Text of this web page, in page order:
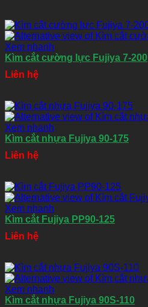
Xem nhanh
Kìm cắt cường lực Fujiya 7-200
Liên hệ
Xem nhanh
Kìm cắt nhựa Fujiya 90-175
Liên hệ
Xem nhanh
Kìm cắt Fujiya PP90-125
Liên hệ
Xem nhanh
Kìm cắt nhựa Fujiya 90S-110